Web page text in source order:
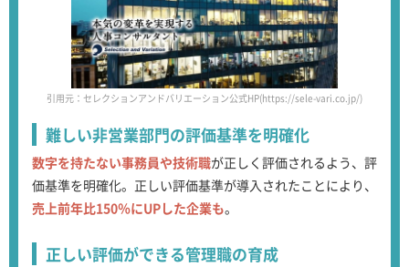
引用元：セレクションアンドバリエーション公式HP(https://sele-vari.co.jp/)
難しい非営業部門の評価基準を明確化
数字を持たない事務員や技術職が正しく評価されるよう、評
価基準を明確化。正しい評価基準が導入されたことにより、
売上前年比150％にUPした企業も。
正しい評価ができる管理職の育成